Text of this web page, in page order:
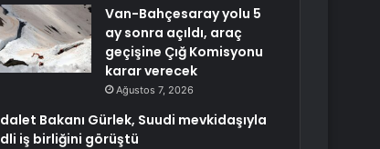
Van-Bahçesaray yolu 5
ay sonra açıldı, araç
geçişine Çığ Komisyonu
karar verecek
Ağustos 7, 2026
Bakanı Gürlek, Suudi mevkidaşıyla
iş birliğini görüştü